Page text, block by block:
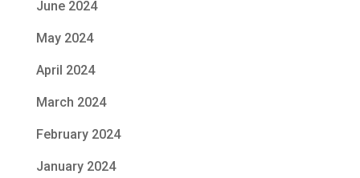
June 2024
May 2024
April 2024
March 2024
February 2024
January 2024